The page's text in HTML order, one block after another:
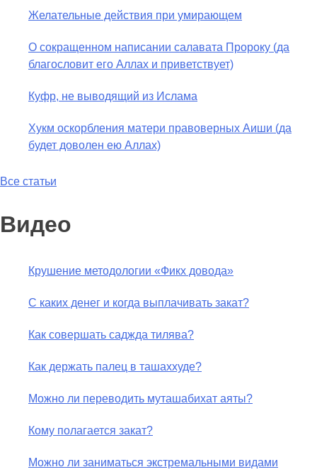
Желательные действия при умирающем
О сокращенном написании салавата Пророку (да
благословит его Аллах и приветствует)
Куфр, не выводящий из Ислама
Хукм оскорбления матери правоверных Аиши (да
будет доволен ею Аллах)
Все статьи
Видео
Крушение методологии «Фикх довода»
С каких денег и когда выплачивать закат?
Как совершать саджда тилява?
Как держать палец в ташаххуде?
Можно ли переводить муташабихат аяты?
Кому полагается закат?
Можно ли заниматься экстремальными видами